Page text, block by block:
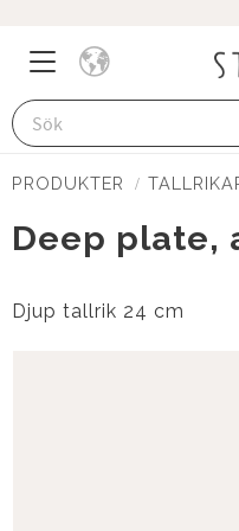
Meny
PRODUKTER
Deep plate,
Djup tallrik 24 cm